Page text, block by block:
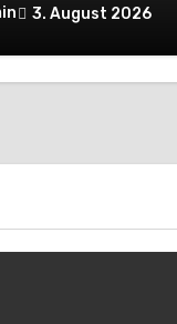
Cleeberg
3. August 2026